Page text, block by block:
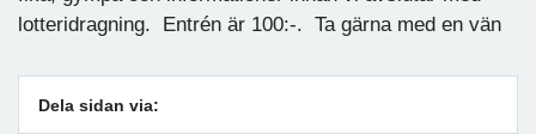
lotteridragning. Entrén är 100:-. Ta gärna med en vän
Dela sidan via: